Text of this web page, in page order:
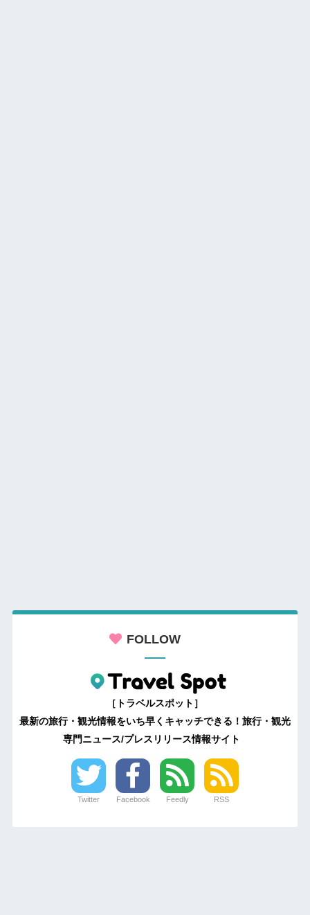
FOLLOW
［トラベルスポット］
最新の旅行・観光情報をいち早くキャッチできる！旅行・観光
専門ニュース/プレスリリース情報サイト
Twitter Facebook Feedly RSS